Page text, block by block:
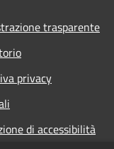
trasparente
privacy
di accessibilità